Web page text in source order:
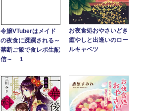
令嬢VTuberはメイド
の夜食に蹂躙される～
禁断ご飯で食レポ生配
信～ １
お夜食処おやさいどき
癒やしと出逢いのロー
ルキャベツ